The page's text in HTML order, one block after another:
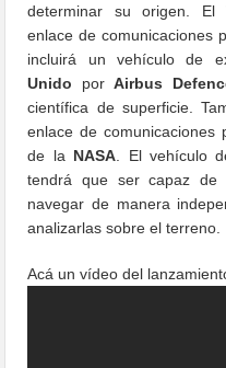
determinar su origen. El
enlace de comunicaciones
incluirá un vehículo de
Unido porAirbus
científica de superficie.
enlace de comunicaciones
de la NASA . El vehículo
tendrá que ser capaz de
navegar de manera
analizarlas sobre el terreno.
Acá un vídeo del